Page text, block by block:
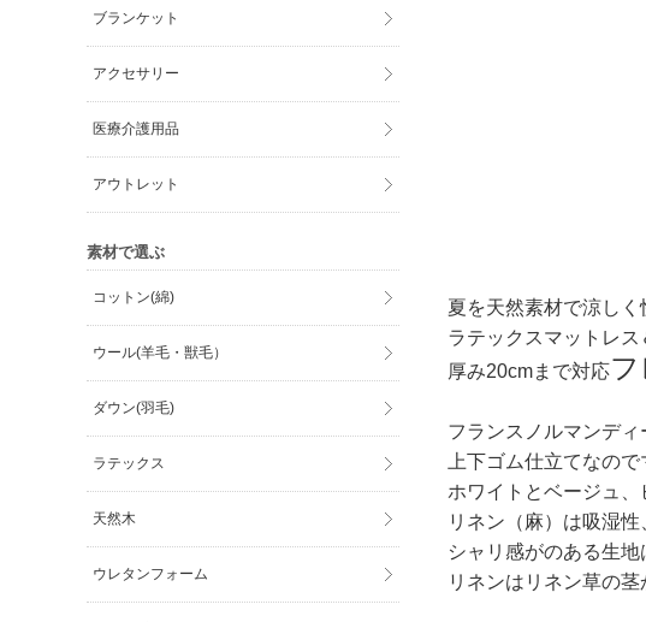
夏を天然素材で涼しく
ラテックスマットレ
厚み20cmまで対応
フランスノルマンデ
上下ゴム仕立てなの
ホワイトとベージュ
リネン（麻）は吸湿
シャリ感がのある生
リネンはリネン草の茎
ブランケット
アクセサリー
医療介護用品
アウトレット
素材で選ぶ
コットン(綿)
ウール(羊毛・獣毛）
ダウン(羽毛)
ラテックス
天然木
ウレタンフォーム